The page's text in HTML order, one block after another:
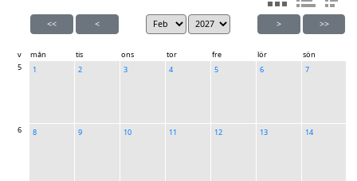
<< < > >>
v mån tis ons tor fre lör
sön
5
1 2 3 4 5 6 7
6 8 9 10 11 12 13 14